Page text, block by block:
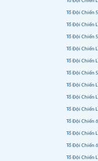
Tổ Đội Chiến
Tổ Đội Chiến
Tổ Đội Chiến
Tổ Đội Chiến
Tổ Đội Chiến
Tổ Đội Chiến
Tổ Đội Chiến
Tổ Đội Chiến
Tổ Đội Chiến
Tổ Đội Chiến
Tổ Đội Chiến
Tổ Đội Chiến
Tổ Đội Chiến